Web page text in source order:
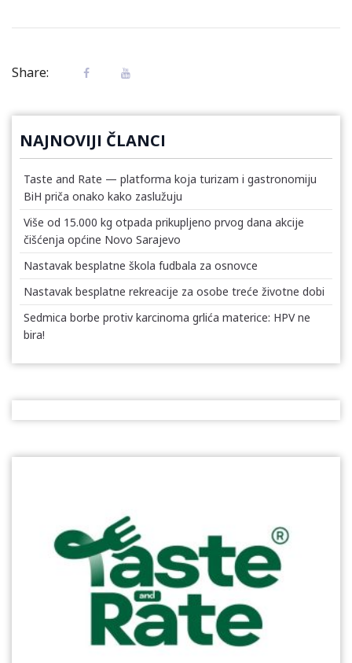
Share:
NAJNOVIJI ČLANCI
Taste and Rate — platforma koja turizam i gastronomiju
BiH priča onako kako zaslužuju
Više od 15.000 kg otpada prikupljeno prvog dana akcije
čišćenja općine Novo Sarajevo
Nastavak besplatne škola fudbala za osnovce
Nastavak besplatne rekreacije za osobe treće životne dobi
Sedmica borbe protiv karcinoma grlića materice: HPV ne
bira!